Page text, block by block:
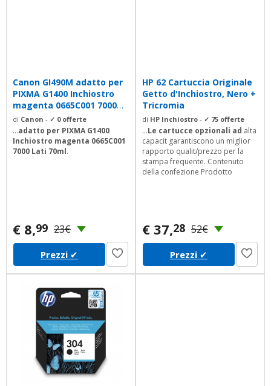
Canon GI490M adatto per
PIXMA G1400 Inchiostro
magenta 0665C001 7000
Lati 70ml
di Canon - ✓ 0 offerte
...adatto per PIXMA G1400
Inchiostro magenta 0665C001
7000 Lati 70ml.
€ 8,99 23€
Prezzi ✔
HP 62 Cartuccia Originale
Getto d'Inchiostro, Nero +
Tricromia
di HP Inchiostro - ✓ 75 offerte
...Le cartucce opzionali ad alta
capacit garantiscono un miglior
rapporto qualit/prezzo per la
stampa frequente. Contenuto
della confezione Prodotto
€ 37,28 52€
Prezzi ✔